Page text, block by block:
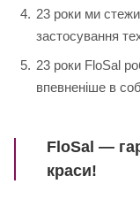
23 роки ми
застосування
23 роки FloSal
впевненіше в
FloSal —
краси!